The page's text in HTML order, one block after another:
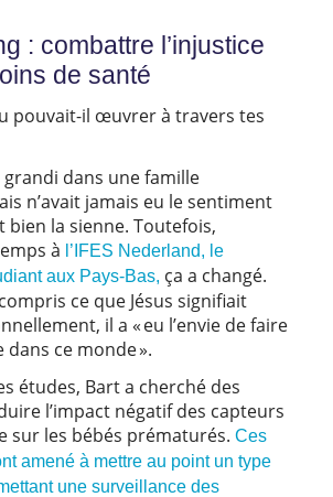
: combattre l’injustice
de santé
pouvait-il œuvrer à travers tes
dans une famille
n’avait jamais eu le sentiment
bien la sienne. Toutefois,
à l’IFES Nederland, le
aux Pays-Bas, ça a changé.
ce que Jésus signifiait
il a « eu l’envie de faire
ce monde ».
études, Bart a cherché des
l’impact négatif des capteurs
sur les bébés prématurés. Ces
amené à mettre au point un type
une surveillance des